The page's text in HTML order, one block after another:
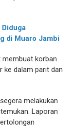
di Muaro Jambi
membuat korban
ke dalam parit dan
melakukan
Laporan